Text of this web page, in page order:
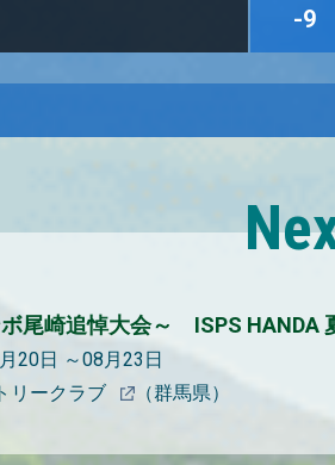
-9
尾崎追悼大会～ ISPS HANDA
20日 ～08月23日
リークラブ （群馬県）